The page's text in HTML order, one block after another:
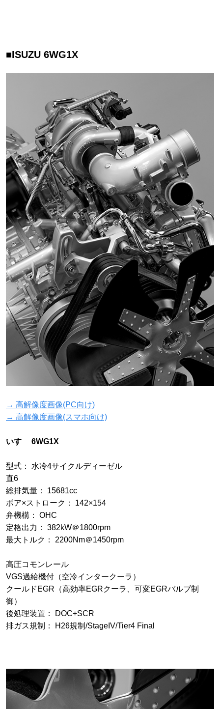
■ISUZU 6WG1X
→ 高解像度画像(PC向け)
→ 高解像度画像(スマホ向け)
いすゞ 6WG1X
型式： 水冷4サイクルディーゼル
直6
総排気量： 15681cc
ボア×ストローク： 142×154
弁機構： OHC
定格出力： 382kW＠1800rpm
最大トルク： 2200Nm＠1450rpm
高圧コモンレール
VGS過給機付（空冷インタークーラ）
クールドEGR（高効率EGRクーラ、可変EGRバルブ制
御）
後処理装置： DOC+SCR
排ガス規制： H26規制/StageIV/Tier4 Final